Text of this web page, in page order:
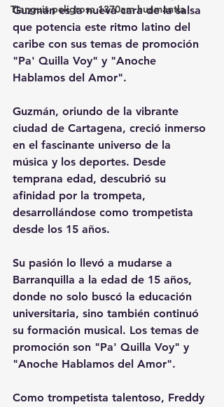
Tianguis peligrosa 1370am huamantla
Guzmán es la nueva cara de la salsa
que potencia este ritmo latino del
caribe con sus temas de promoción
"Pa' Quilla Voy" y "Anoche
Hablamos del Amor".
Guzmán, oriundo de la vibrante
ciudad de Cartagena, creció inmerso
en el fascinante universo de la
música y los deportes. Desde
temprana edad, descubrió su
afinidad por la trompeta,
desarrollándose como trompetista
desde los 15 años.
Su pasión lo llevó a mudarse a
Barranquilla a la edad de 15 años,
donde no solo buscó la educación
universitaria, sino también continuó
su formación musical. Los temas de
promoción son "Pa' Quilla Voy" y
"Anoche Hablamos del Amor".
Como trompetista talentoso, Freddy